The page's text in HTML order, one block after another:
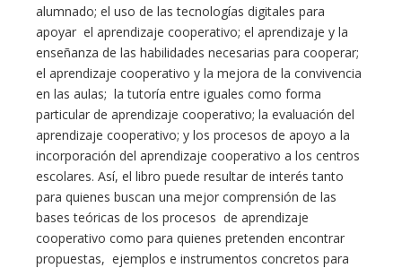
alumnado; el uso de las tecnologías digitales para
apoyar el aprendizaje cooperativo; el aprendizaje y la
enseñanza de las habilidades necesarias para cooperar;
el aprendizaje cooperativo y la mejora de la convivencia
en las aulas; la tutoría entre iguales como forma
particular de aprendizaje cooperativo; la evaluación del
aprendizaje cooperativo; y los procesos de apoyo a la
incorporación del aprendizaje cooperativo a los centros
escolares. Así, el libro puede resultar de interés tanto
para quienes buscan una mejor comprensión de las
bases teóricas de los procesos de aprendizaje
cooperativo como para quienes pretenden encontrar
propuestas, ejemplos e instrumentos concretos para